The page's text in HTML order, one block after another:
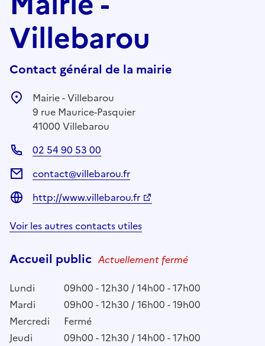
Villebarou
Contact général de la mairie
Mairie - Villebarou
9 rue Maurice-Pasquier
41000 Villebarou
02 54 90 53 00
contact@villebarou.fr
http://www.villebarou.fr
Voir les autres contacts utiles
Accueil public Actuellement fermé
Lundi
09h00 - 12h30 / 14h00 - 17h00
Mardi
09h00 - 12h30 / 16h00 - 19h00
Mercredi
Fermé
Jeudi
09h00 - 12h30 / 14h00 - 17h00